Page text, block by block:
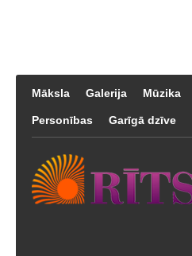
Māksla Galerija Mūzika
Personības Garīgā dzīve